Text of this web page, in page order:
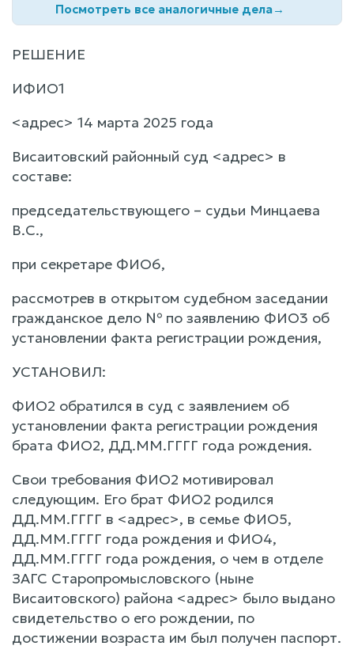
Посмотреть все аналогичные дела→
РЕШЕНИЕ
ИФИО1
<адрес> 14 марта 2025 года
Висаитовский районный суд <адрес> в
составе:
председательствующего – судьи Минцаева
В.С.,
при секретаре ФИО6,
рассмотрев в открытом судебном заседании
гражданское дело № по заявлению ФИО3 об
установлении факта регистрации рождения,
УСТАНОВИЛ:
ФИО2 обратился в суд с заявлением об
установлении факта регистрации рождения
брата ФИО2, ДД.ММ.ГГГГ года рождения.
Свои требования ФИО2 мотивировал
следующим. Его брат ФИО2 родился
ДД.ММ.ГГГГ в <адрес>, в семье ФИО5,
ДД.ММ.ГГГГ года рождения и ФИО4,
ДД.ММ.ГГГГ года рождения, о чем в отделе
ЗАГС Старопромысловского (ныне
Висаитовского) района <адрес> было выдано
свидетельство о его рождении, по
достижении возраста им был получен паспорт.